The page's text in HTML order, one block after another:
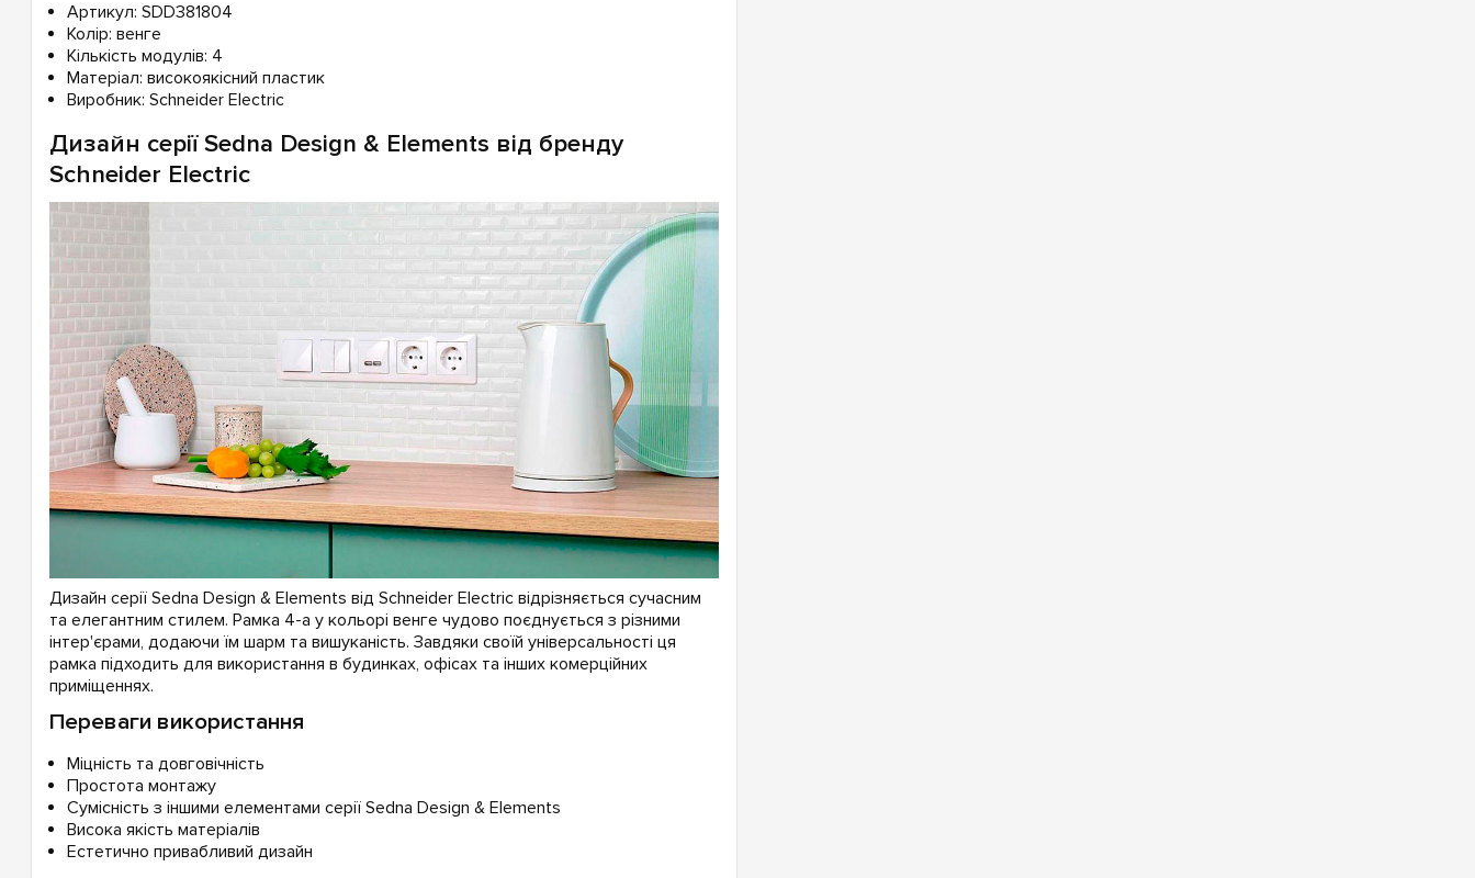
Артикул: SDD381804
Колір: венге
Кількість модулів: 4
Матеріал: високоякісний пластик
Виробник: Schneider Electric
Дизайн серії Sedna Design & Elements від бренду
Schneider Electric
Дизайн серії Sedna Design & Elements від Schneider Electric відрізняється сучасним
та елегантним стилем. Рамка 4-а у кольорі венге чудово поєднується з різними
інтер'єрами, додаючи їм шарм та вишуканість. Завдяки своїй універсальності ця
рамка підходить для використання в будинках, офісах та інших комерційних
приміщеннях.
Переваги використання
Міцність та довговічність
Простота монтажу
Сумісність з іншими елементами серії Sedna Design & Elements
Висока якість матеріалів
Естетично привабливий дизайн